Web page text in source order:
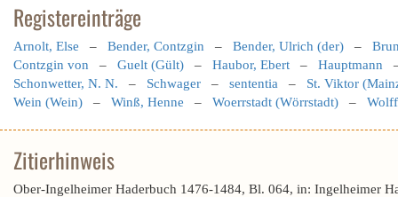
Registereinträge
Arnolt, Else – Bender, Contzgin – Bender, Ulrich (der) –
Contzgin von – Guelt (Gült) – Haubor, Ebert – Hauptmann
Schonwetter, N. N. – Schwager – sententia – St. Viktor
Wein (Wein) – Winß, Henne – Woerrstadt (Wörrstadt) –
Zitierhinweis
Ober-Ingelheimer Haderbuch 1476-1484, Bl. 064, in: Ingelheimer